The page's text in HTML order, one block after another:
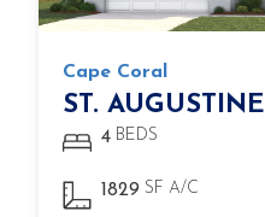
Cape Coral
ST. AUGUSTINE
4 BEDS
1829 SF A/C